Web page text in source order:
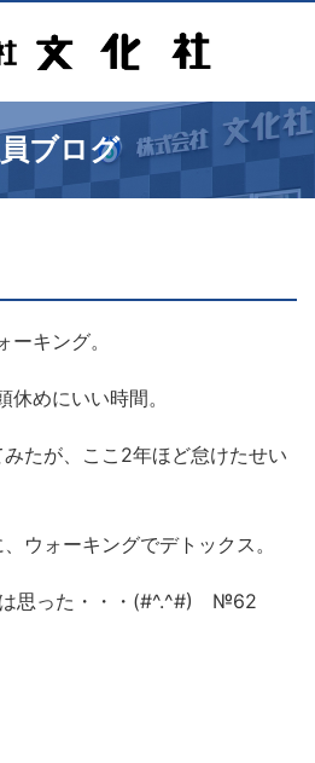
ブログ
キング。
休めにいい時間。
たが、ここ2年ほど怠けたせい
ウォーキングでデトックス。
は思った・・・(#^.^#) №62